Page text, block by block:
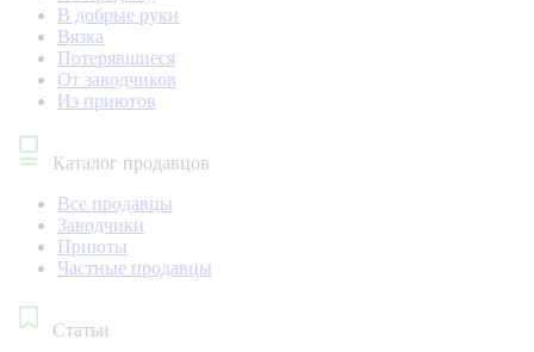
В добрые руки
Вязка
Потерявшиеся
От заводчиков
Из приютов
Каталог продавцов
Все продавцы
Заводчики
Приюты
Частные продавцы
Статьи